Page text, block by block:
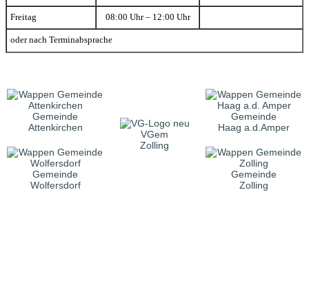
Freitag 08:00 Uhr – 12:00 Uhr
oder nach Terminabsprache
Gemeinde
Attenkirchen
VGem
Zolling
Gemeinde
Haag a.d.Amper
Gemeinde
Wolfersdorf
Gemeinde
Zolling